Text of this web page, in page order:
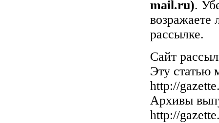
mail.ru).
рассылке.
Сайт
Эту статью
http://
Архивы
http://